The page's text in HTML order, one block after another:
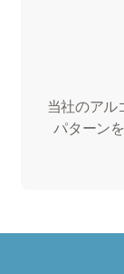
当社のアル
パターン